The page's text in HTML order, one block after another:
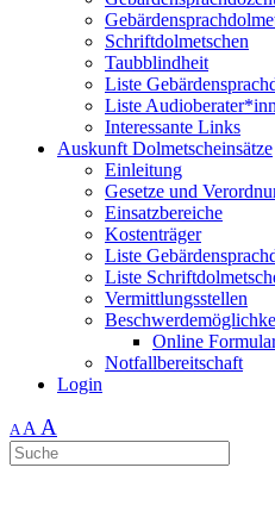
Schriftdolmetschen
Taubblindheit
Liste
Liste
Interessante Links
Auskunft Dolmetscheinsätze
Einleitung
Gesetze und
Einsatzbereiche
Kostenträger
Liste
Liste
Vermittlungsstellen
Online
Notfallbereitschaft
Login
AA A